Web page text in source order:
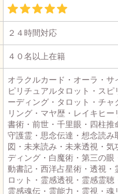
２４時間対応
４０名以上在籍
オラクルカード・オーラ・サ
ピリチュアルタロット・スピ
ーディング・タロット・チャ
リング・マヤ歴・レイキヒー
書術・前世・千里眼・四柱推
守護霊・思念伝達・想念読み
図・未来読み・未来透視・気
ディング・白魔術・第三の眼
動書記・西洋占星術・透視・
ロット・霊感透視・霊感霊聴
霊感魂伝・霊能力・霊視・魂